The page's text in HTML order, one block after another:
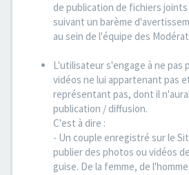
de publication de fichiers
suivant un barème
au sein de l'équipe des
L'utilisateur s'engage à ne pas
vidéos ne lui appartenant pas
représentant pas, dont il
publication / diffusion.
C'est à dire :
- Un couple enregistré sur le
publier des photos ou vidéos
guise. De la femme, de